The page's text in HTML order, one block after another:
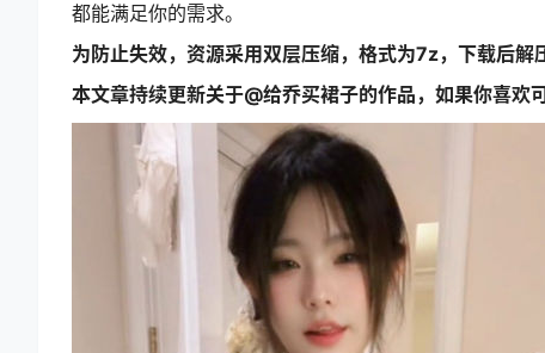
都能满足你的需求。
为防止失效，资源采用双层压缩，格式为7z，下载后解
本文章持续更新关于@给乔买裙子的作品，如果你喜欢